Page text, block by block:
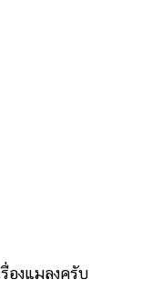
งแมลงครับ